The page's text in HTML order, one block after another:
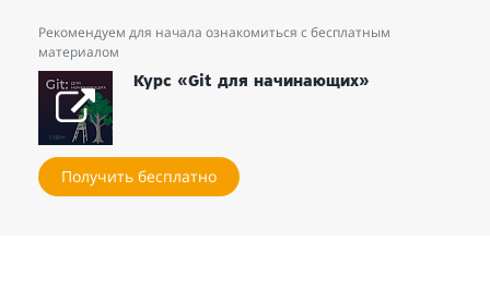
Рекомендуем для начала ознакомиться с бесплатным
материалом
Курс «Git для начинающих»
Получить бесплатно